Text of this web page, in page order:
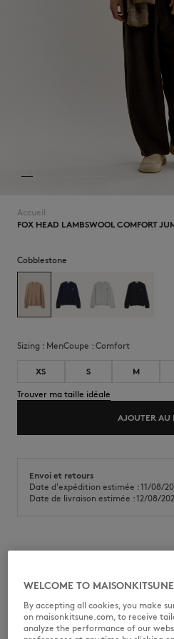
Accueil
FOX HEAD LAMBSWOOL COMFORT
Cobblestone
Sizing : menCoupe : comfort
XS S M
Trouver ma taille idéale
AJOUTER AU
Envoi et retours
Date d'expédition estimée : 11/08/
Date de livraison estimée : 12/08/
Pull en laine d'agneau
Coupe confort
Encolure ronde
Patch brodé Grey Fox Head sur la
Bords côtes à l'encolure, aux
WELCOME TO
By accepting all cookies, you make
on maisonkitsune.com, to receive
analyze the performance of our